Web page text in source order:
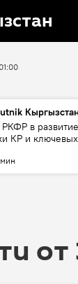
01:00
в развитие
КР и ключевых
от